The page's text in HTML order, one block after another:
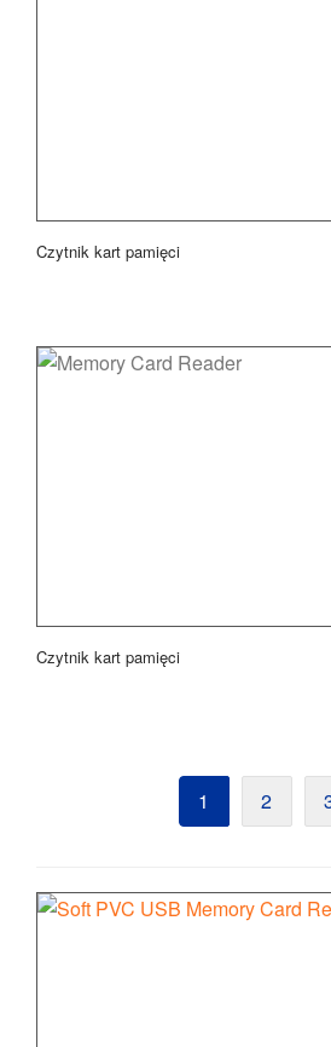
Czytnik kart pamięci
Czytnik kart pamięci
1 2